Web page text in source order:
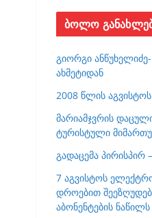
ბოლო
გიორგი
ახმეტიდან
2008 წლის
მარიამჯვრის
ტურისტული
გადაცემა პირისპირ
7 აგვისტოს
დროებით
აბონენტების ნაწილს